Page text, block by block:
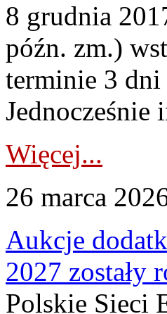
8 grudnia
późn. zm.)
terminie 3 dni
Jednocześnie
Więcej...
26 marca
Aukcje
2027 zostały
Polskie Sieci